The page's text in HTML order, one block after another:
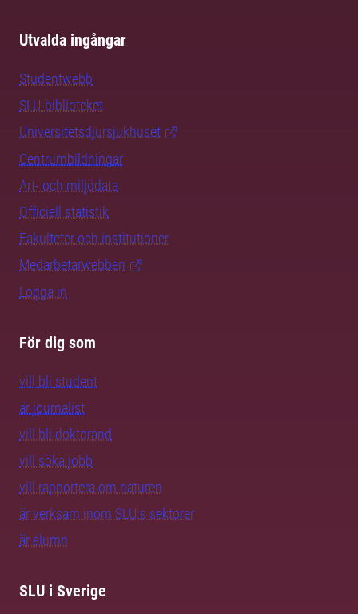
Utvalda ingångar
Studentwebb
SLU-biblioteket
Universitetsdjursjukhuset
Centrumbildningar
Art- och miljödata
Officiell statistik
Fakulteter och institutioner
Medarbetarwebben
Logga in
För dig som
vill bli student
är journalist
vill bli doktorand
vill söka jobb
vill rapportera om naturen
är verksam inom SLU:s sektorer
är alumn
SLU i Sverige